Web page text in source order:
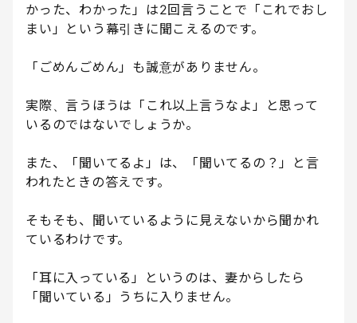
かった、わかった」は2回言うことで「これでおし
まい」という幕引きに聞こえるのです。
「ごめんごめん」も誠意がありません。
実際、言うほうは「これ以上言うなよ」と思って
いるのではないでしょうか。
また、「聞いてるよ」は、「聞いてるの？」と言
われたときの答えです。
そもそも、聞いているように見えないから聞かれ
ているわけです。
「耳に入っている」というのは、妻からしたら
「聞いている」うちに入りません。